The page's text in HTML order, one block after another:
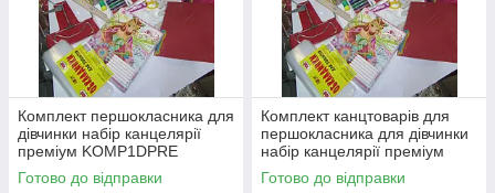
Комплект першокласника для
дівчинки набір канцелярії
преміум KOMP1DPRE
Готово до відправки
Комплект канцтоварів для
першокласника для дівчинки
набір канцелярії преміум
KOMP1DPRE2
Готово до відправки